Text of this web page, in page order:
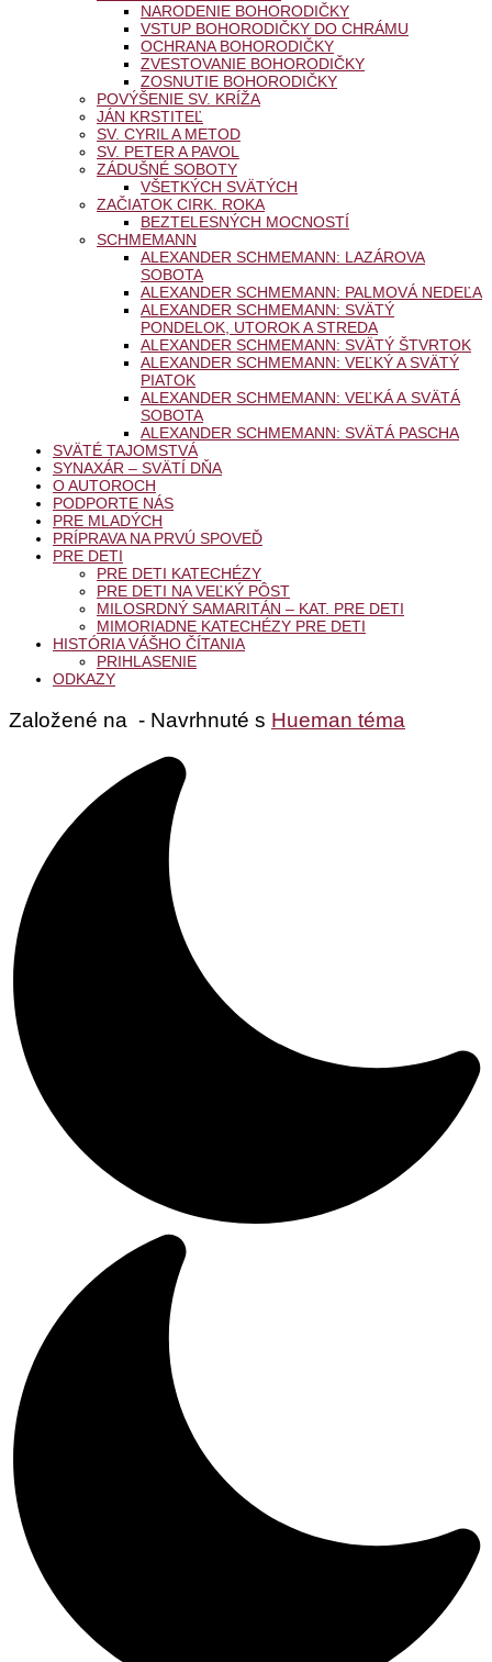
NARODENIE BOHORODIČKY
VSTUP BOHORODIČKY DO CHRÁMU
OCHRANA BOHORODIČKY
ZVESTOVANIE BOHORODIČKY
ZOSNUTIE BOHORODIČKY
POVÝŠENIE SV. KRÍŽA
JÁN KRSTITEĽ
SV. CYRIL A METOD
SV. PETER A PAVOL
ZÁDUŠNÉ SOBOTY
VŠETKÝCH SVÄTÝCH
ZAČIATOK CIRK. ROKA
BEZTELESNÝCH MOCNOSTÍ
SCHMEMANN
ALEXANDER SCHMEMANN: LAZÁROVA
SOBOTA
ALEXANDER SCHMEMANN: PALMOVÁ NEDEĽA
ALEXANDER SCHMEMANN: SVÄTÝ
PONDELOK, UTOROK A STREDA
ALEXANDER SCHMEMANN: SVÄTÝ ŠTVRTOK
ALEXANDER SCHMEMANN: VEĽKÝ A SVÄTÝ
PIATOK
ALEXANDER SCHMEMANN: VEĽKÁ A SVÄTÁ
SOBOTA
ALEXANDER SCHMEMANN: SVÄTÁ PASCHA
SVÄTÉ TAJOMSTVÁ
SYNAXÁR – SVÄTÍ DŇA
O AUTOROCH
PODPORTE NÁS
PRE MLADÝCH
PRÍPRAVA NA PRVÚ SPOVEĎ
PRE DETI
PRE DETI KATECHÉZY
PRE DETI NA VEĽKÝ PÔST
MILOSRDNÝ SAMARITÁN – KAT. PRE DETI
MIMORIADNE KATECHÉZY PRE DETI
HISTÓRIA VÁŠHO ČÍTANIA
PRIHLASENIE
ODKAZY
Založené na - Navrhnuté s Hueman téma